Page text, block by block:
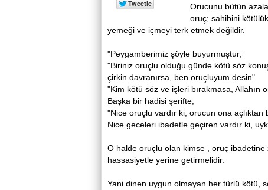
Orucunu bütün
oruç; sahibini
yemeği ve içmeyi terk etmek değildir.
"Peygamberimiz şöyle buyurmuştur;
"Biriniz oruçlu olduğu günde kötü söz
çirkin davranırsa, ben oruçluyum desin".
"Kim kötü söz ve işleri bırakmasa, Allahın
Başka bir hadisi şerifte;
"Nice oruçlu vardır ki, orucun ona açlıktan
Nice geceleri ibadetle geçiren vardır ki,
O halde oruçlu olan kimse , oruç
hassasiyetle yerine getirmelidir.
Yani dinen uygun olmayan her türlü kötü,